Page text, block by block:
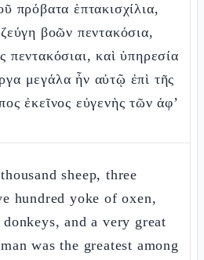
πρόβατα ἑπτακισχίλια,
βοῶν πεντακόσια,
πεντακόσιαι, καὶ ὑπηρεσία
μεγάλα ἦν αὐτῷ ἐπὶ τῆς
ἐκεῖνος εὐγενὴς τῶν ἀφ’
sheep, three
hundred yoke of oxen,
and a very great
was the greatest among